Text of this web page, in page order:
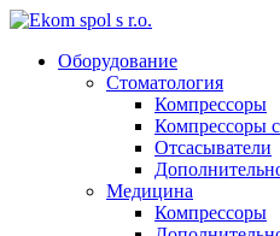
Оборудование
Стоматология
Компрессоры
Компрессоры
Отсасыватели
Медицина
Компрессоры